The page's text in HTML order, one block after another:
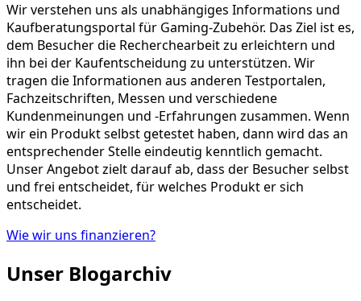
Wir verstehen uns als unabhängiges Informations und
Kaufberatungsportal für Gaming-Zubehör. Das Ziel ist es,
dem Besucher die Recherchearbeit zu erleichtern und
ihn bei der Kaufentscheidung zu unterstützen. Wir
tragen die Informationen aus anderen Testportalen,
Fachzeitschriften, Messen und verschiedene
Kundenmeinungen und -Erfahrungen zusammen. Wenn
wir ein Produkt selbst getestet haben, dann wird das an
entsprechender Stelle eindeutig kenntlich gemacht.
Unser Angebot zielt darauf ab, dass der Besucher selbst
und frei entscheidet, für welches Produkt er sich
entscheidet.
Wie wir uns finanzieren?
Unser Blogarchiv